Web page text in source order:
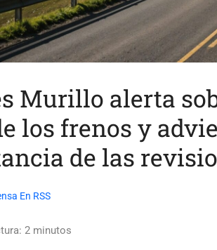
Murillo alerta
los frenos y
de las
En RSS
2 minutos